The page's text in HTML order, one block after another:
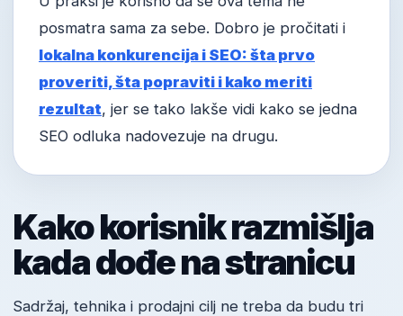
posmatra sama za sebe. Dobro je pročitati i
lokalna konkurencija i SEO: šta prvo
proveriti, šta popraviti i kako meriti
rezultat, jer se tako lakše vidi kako se jedna
SEO odluka nadovezuje na drugu.
Kako korisnik razmišlja
kada dođe na stranicu
Sadržaj, tehnika i prodajni cilj ne treba da budu tri